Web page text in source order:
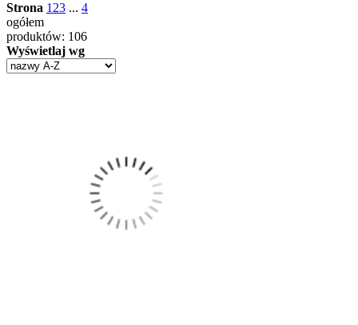
Strona 123 ... 4
ogółem
produktów: 106
Wyświetlaj wg